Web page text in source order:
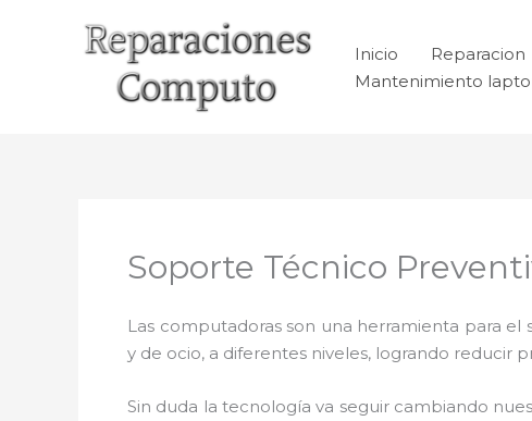
Inicio Reparacion
Mantenimiento
Soporte Técnico
Las computadoras son una herramienta para
y de ocio, a diferentes niveles, logrando reducir
Sin duda la tecnología va seguir cambiando